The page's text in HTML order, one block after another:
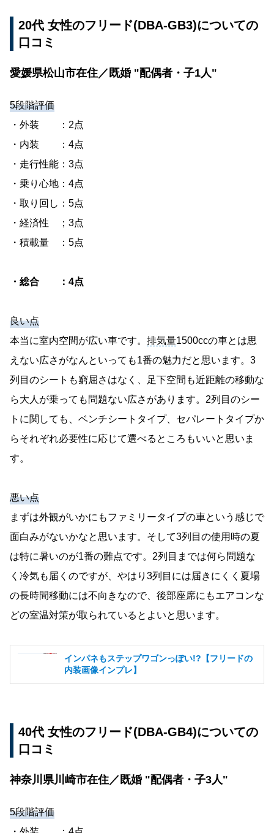
20代 女性のフリード(DBA-GB3)についての
口コミ
愛媛県松山市在住／既婚 "配偶者・子1人"
5段階評価
・外装 ：2点
・内装 ：4点
・走行性能：3点
・乗り心地：4点
・取り回し：5点
・経済性 ；3点
・積載量 ：5点
・総合 ：4点
良い点
本当に室内空間が広い車です。 排気量1500ccの車とは思
えない広さがなんといっても1番の魅力だと思います。3
列目のシートも窮屈さはなく、足下空間も近距離の移動な
ら大人が乗っても問題ない広さがあります。2列目のシー
トに関しても、ベンチシートタイプ、セパレートタイプか
らそれぞれ必要性に応じて選べるところもいいと思いま
す。
悪い点
まずは外観がいかにもファミリータイプの車という感じで
面白みがないかなと思います。そして3列目の使用時の夏
は特に暑いのが1番の難点です。2列目までは何ら問題な
く冷気も届くのですが、やはり3列目には届きにくく夏場
の長時間移動には不向きなので、後部座席にもエアコンな
どの室温対策が取られているとよいと思います。
インパネもステップワゴンっぽい!?【フリードの
内装画像インプレ】
40代 女性のフリード(DBA-GB4)についての
口コミ
神奈川県川崎市在住／既婚 "配偶者・子3人"
5段階評価